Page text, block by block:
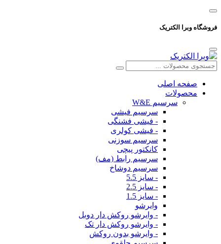
فروشگاه وبرا الکتریک
صفحه اصلی
محصولات
سرسیم W&E
سرسیم فیشی
- فیشی فشنگی
- فیشی کولری
سرسیم سوزنی
کانکتور پیچی
سرسیم رابط (مف)
سرسیم دوشاخ
- سایز 5.5
- سایز 2.5
- سایز 1.5
وایرشو
- وایرشو روکش دار دوبل
- وایرشو روکش دار تک
- وایرشو بدون روکش